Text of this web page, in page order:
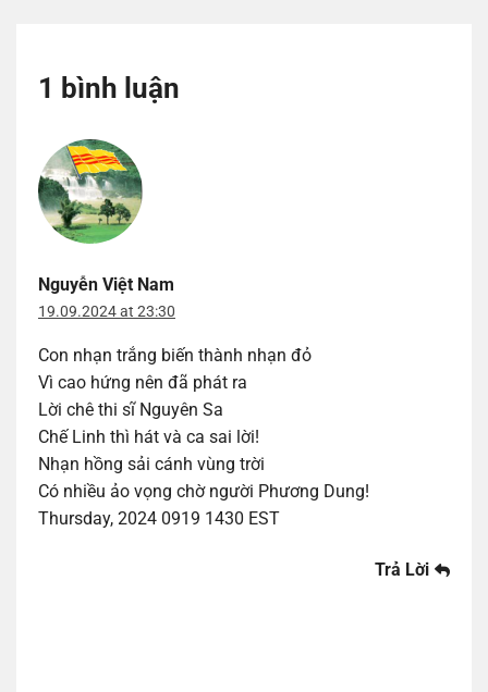
1 bình luận
Nguyễn Việt Nam
19.09.2024 at 23:30
Con nhạn trắng biến thành nhạn đỏ
Vì cao hứng nên đã phát ra
Lời chê thi sĩ Nguyên Sa
Chế Linh thì hát và ca sai lời!
Nhạn hồng sải cánh vùng trời
Có nhiều ảo vọng chờ người Phương Dung!
Thursday, 2024 0919 1430 EST
Trả Lời